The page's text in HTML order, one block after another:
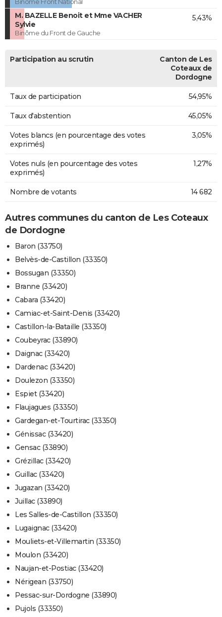
M. BAZELLE Benoit et Mme VACHER
Sylvie
Binôme du Front de Gauche
5,43%
Participation au scrutin
Canton de Les
Coteaux de
Dordogne
Taux de participation 54,95%
Taux d'abstention 45,05%
Votes blancs (en pourcentage des votes
exprimés)
3,05%
Votes nuls (en pourcentage des votes
exprimés)
1,27%
Nombre de votants 14 682
Autres communes du canton de Les Coteaux
de Dordogne
Baron (33750)
Belvès-de-Castillon (33350)
Bossugan (33350)
Branne (33420)
Cabara (33420)
Camiac-et-Saint-Denis (33420)
Castillon-la-Bataille (33350)
Coubeyrac (33890)
Daignac (33420)
Dardenac (33420)
Doulezon (33350)
Espiet (33420)
Flaujagues (33350)
Gardegan-et-Tourtirac (33350)
Génissac (33420)
Gensac (33890)
Grézillac (33420)
Guillac (33420)
Jugazan (33420)
Juillac (33890)
Les Salles-de-Castillon (33350)
Lugaignac (33420)
Mouliets-et-Villemartin (33350)
Moulon (33420)
Naujan-et-Postiac (33420)
Nérigean (33750)
Pessac-sur-Dordogne (33890)
Pujols (33350)